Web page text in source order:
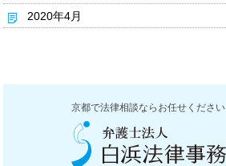
2020年4月
京都で法律相談ならお任せください